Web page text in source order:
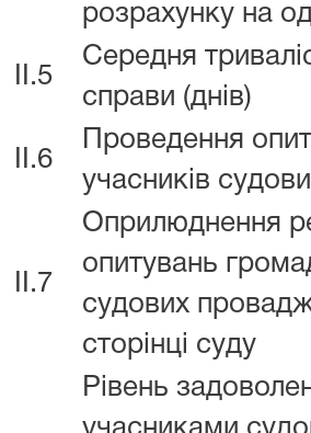
розрахунку на
II.5
Середня
справи (днів)
II.6
Проведення
учасників
II.7
Оприлюднення
опитувань
судових
сторінці суду
Рівень